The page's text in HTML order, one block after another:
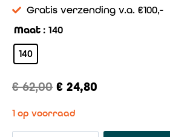
Gratis verzending v.a. €100,-
Maat : 140
140
€62,00 € 24,80
1 op voorraad